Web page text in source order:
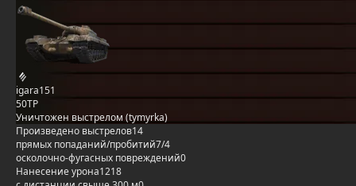
igara151
50TP
Уничтожен выстрелом (tymyrka)
Произведено выстрелов14
прямых попаданий/пробитий7/4
осколочно-фугасных повреждений0
Нанесение урона1218